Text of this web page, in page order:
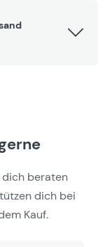
beraten
dich bei
Kauf.